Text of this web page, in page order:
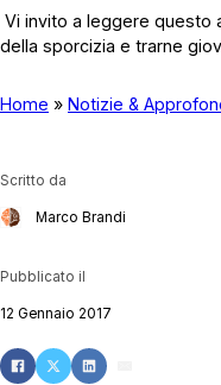
Vi invito a leggere
della sporcizia e trarne
Home » Notizie &
Scritto da
Marco Brandi
Pubblicato il
12 Gennaio 2017